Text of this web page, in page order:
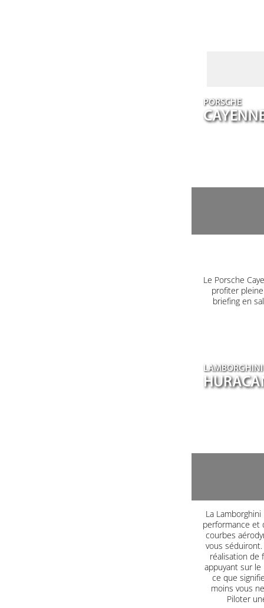
PORSCHE
Le Porsche
profiter
briefing en
LAMBORGHINI
La
performance et
courbes
vous
réalisation de
appuyant sur le
ce que
moins vous
Piloter